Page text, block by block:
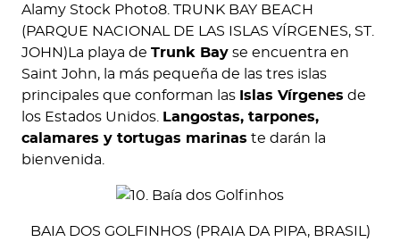
Alamy Stock Photo8. TRUNK BAY BEACH
(PARQUE NACIONAL DE LAS ISLAS VÍRGENES, ST.
JOHN)La playa de Trunk Bay se encuentra en
Saint John, la más pequeña de las tres islas
principales que conforman las Islas Vírgenes de
los Estados Unidos. Langostas, tarpones,
calamares y tortugas marinas te darán la
bienvenida.
BAIA DOS GOLFINHOS (PRAIA DA PIPA, BRASIL)